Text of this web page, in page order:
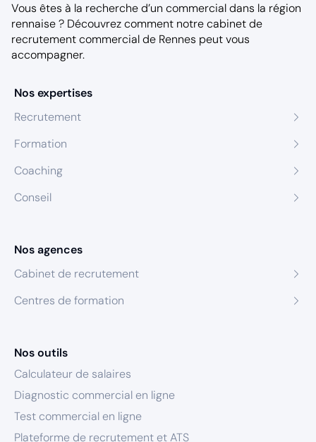
Vous êtes à la recherche d’un commercial dans la région
rennaise ? Découvrez comment notrecabinet de
recrutement commercial de Rennes peut vous
accompagner.
Nos expertises
Recrutement
Formation
Coaching
Conseil
Nos agences
Cabinet de recrutement
Centres de formation
Nos outils
Calculateur de salaires
Diagnostic commercial en ligne
Test commercial en ligne
Plateforme de recrutement et ATS